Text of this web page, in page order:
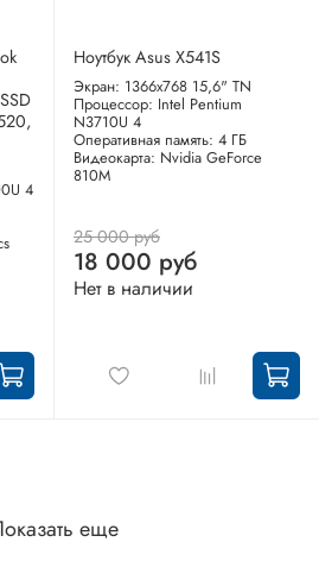
4
Ноутбук Asus X541S
Экран: 1366x768 15,6" TN
Процессор: Intel Pentium
N3710U 4
Оперативная память: 4 ГБ
Видеокарта: Nvidia GeForce
810M
25 000 руб
18 000 руб
Нет в наличии
еще